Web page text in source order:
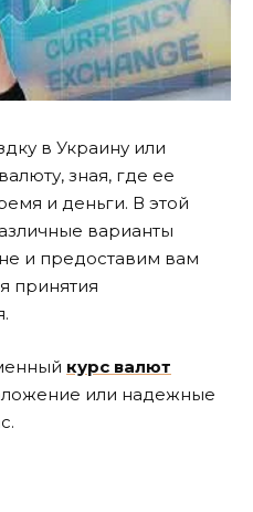
в Украину или
зная, где ее
и деньги. В этой
варианты
и предоставим вам
принятия
курс валют
или надежные